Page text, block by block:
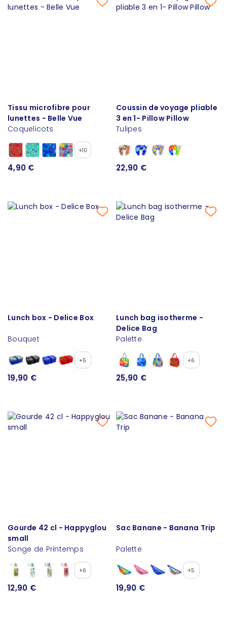
Tissu microfibre pour
lunettes - Belle Vue
Coquelicots
+10
4,90 €
Coussin de voyage pliable
3 en 1- Pillow Pillow
Tulipes
22,90 €
Lunch box - Delice Box
Bouquet
+5
19,90 €
Lunch bag isotherme -
Delice Bag
Palette
+6
25,90 €
Gourde 42 cl - Happyglou
small
Songe de Printemps
+6
12,90 €
Sac Banane - Banana Trip
Palette
+5
19,90 €